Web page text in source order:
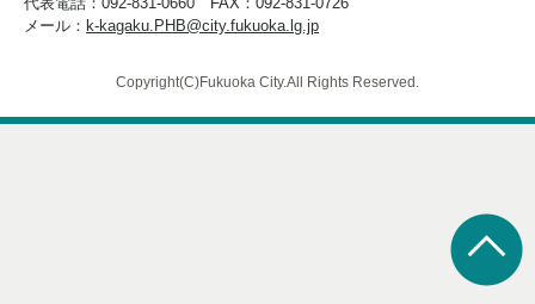
メール： k-kagaku.PHB@city.fukuoka.lg.jp
Copyright(C)Fukuoka City.All Rights Reserved.